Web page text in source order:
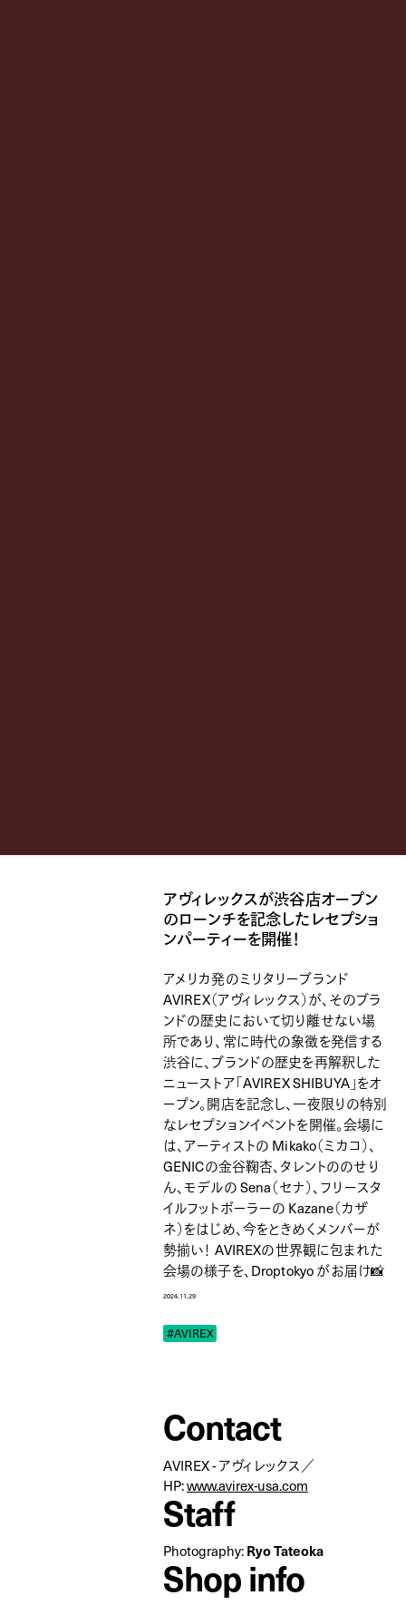
アヴィレックスが渋谷店オープン
のローンチを記念したレセプショ
ンパーティーを開催！
アメリカ発のミリタリーブランド
AVIREX（アヴィレックス）が、そのブラ
ンドの歴史において切り離せない場
所であり、常に時代の象徴を発信する
渋谷に、ブランドの歴史を再解釈した
ニューストア「AVIREX SHIBUYA」をオ
ープン。開店を記念し、一夜限りの特別
なレセプションイベントを開催。会場に
は、アーティストの Mikako（ミカコ）、
GENICの金谷鞠杏、タレントののせり
ん、モデルの Sena（セナ）、フリースタ
イルフットボーラーの Kazane（カザ
ネ）をはじめ、今をときめくメンバーが
勢揃い！ AVIREXの世界観に包まれた
会場の様子を、Droptokyo がお届け📸
2024.11.29
#AVIREX
Contact
AVIREX - アヴィレックス／
HP:www.avirex-usa.com
Staff
Photography:Ryo Tateoka
Shop info